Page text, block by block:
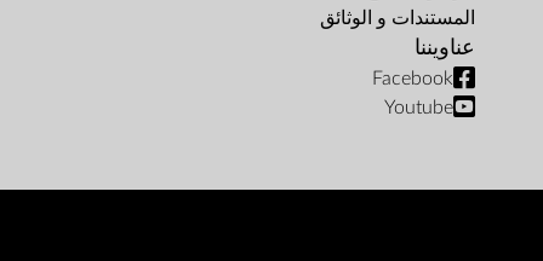
المستندات و الوثائق
عناويننا
Facebook
Youtube